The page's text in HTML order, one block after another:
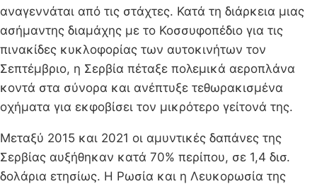
αναγεννάται από τις στάχτες. Κατά τη διάρκεια μιας
ασήμαντης διαμάχης με το Κοσσυφοπέδιο για τις
πινακίδες κυκλοφορίας των αυτοκινήτων τον
Σεπτέμβριο, η Σερβία πέταξε πολεμικά αεροπλάνα
κοντά στα σύνορα και ανέπτυξε τεθωρακισμένα
οχήματα για εκφοβίσει τον μικρότερο γείτονά της.
Μεταξύ 2015 και 2021 οι αμυντικές δαπάνες της
Σερβίας αυξήθηκαν κατά 70% περίπου, σε 1,4 δισ.
δολάρια ετησίως. Η Ρωσία και η Λευκορωσία της